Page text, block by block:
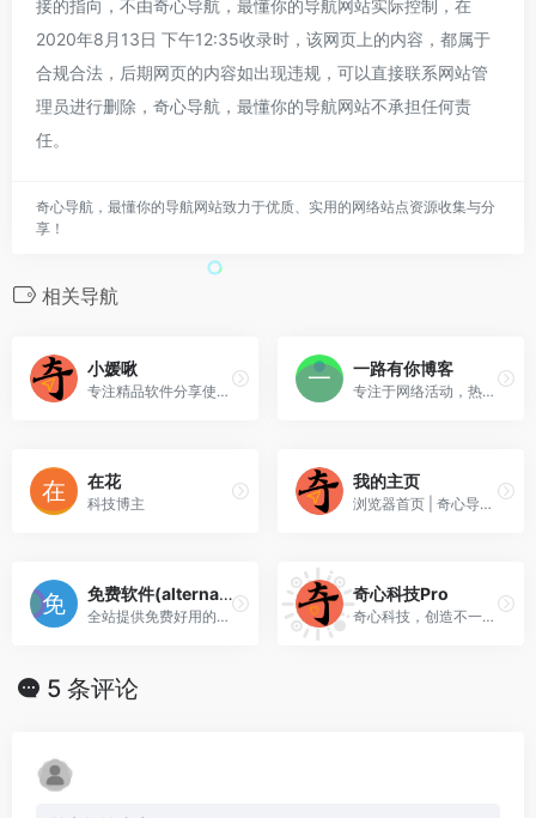
接的指向，不由奇心导航，最懂你的导航网站实际控制，在
2020年8月13日 下午12:35收录时，该网页上的内容，都属于
合规合法，后期网页的内容如出现违规，可以直接联系网站管
理员进行删除，奇心导航，最懂你的导航网站不承担任何责
任。
奇心导航，最懂你的导航网站致力于优质、实用的网络站点资源收集与分
享！
相关导航
小媛啾
专注精品软件分享使用及实用系统工具的科技博客
一路有你博客
专注于网络活动，热门电影，精品软件，有趣的游戏推荐
在花
科技博主
我的主页
浏览器首页 | 奇心导航，最懂你的导航网站
免费软件(alternativeto)
全站提供免费好用的软件下载
奇心科技Pro
奇心科技，创造不一样的科技平台！
5 条评论